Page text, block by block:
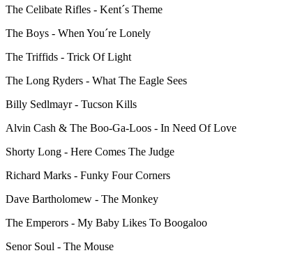
The Celibate Rifles - Kent´s Theme
The Boys - When You´re Lonely
The Triffids - Trick Of Light
The Long Ryders - What The Eagle Sees
Billy Sedlmayr - Tucson Kills
Alvin Cash & The Boo-Ga-Loos - In Need Of Love
Shorty Long - Here Comes The Judge
Richard Marks - Funky Four Corners
Dave Bartholomew - The Monkey
The Emperors - My Baby Likes To Boogaloo
Senor Soul - The Mouse